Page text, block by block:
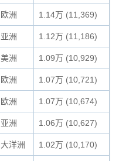
欧洲 1.14万 (11,369)
亚洲 1.12万 (11,186)
美洲 1.09万 (10,929)
欧洲 1.07万 (10,721)
欧洲 1.07万 (10,674)
亚洲 1.06万 (10,627)
大洋洲 1.02万 (10,170)